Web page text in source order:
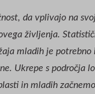
da vplivajo na
življenja.
mladih je
Ukrepe s področja
in mladih